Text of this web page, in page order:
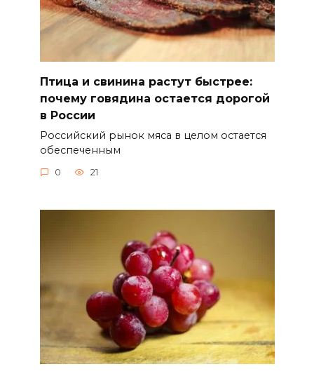
Птица и свинина растут быстрее:
почему говядина остается дорогой
в России
Российский рынок мяса в целом остается
обеспеченным
0 21